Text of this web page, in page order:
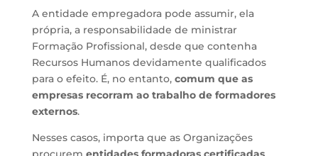
A entidade empregadora pode assumir, ela
própria, a responsabilidade de ministrar
Formação Profissional, desde que contenha
Recursos Humanos devidamente qualificados
para o efeito. É, no entanto, comum que as
empresas recorram ao trabalho de formadores
externos.
Nesses casos, importa que as Organizações